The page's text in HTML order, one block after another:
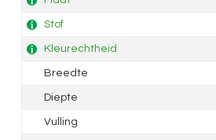
Stof
Kleurechtheid
Breedte
Diepte
Vulling